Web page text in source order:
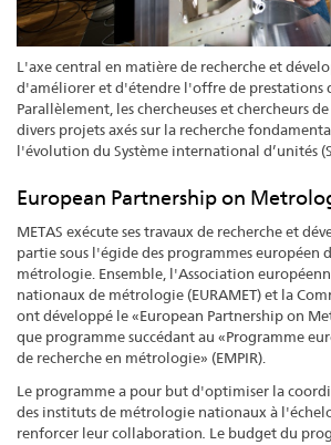
L'axe central en matière de recherche et
d'améliorer et d'étendre l'offre de prestations
Parallèlement, les chercheuses et chercheurs
divers projets axés sur la recherche
l'évolution du Système international d’unités
European Partnership on
METAS exécute ses travaux de recherche et
partie sous l'égide des programmes européen
métrologie. Ensemble, l'Association
nationaux de métrologie (EURAMET) et la
ont développé le «European Partnership on
que programme succédant au «Programme
de recherche en métrologie» (EMPIR).
Le programme a pour but d'optimiser la
des instituts de métrologie nationaux à
renforcer leur collaboration. Le budget du